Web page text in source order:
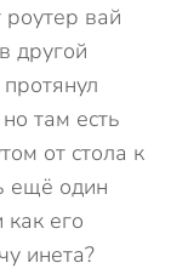
вай
другой
там есть
от стола к
ещё один
его
инета?